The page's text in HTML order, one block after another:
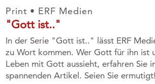
Print • ERF Medien
"Gott ist.."
In der Serie "Gott ist.." lässt ERF
zu Wort kommen. Wer Gott für ihn ist
Leben mit Gott aussieht, erfahren Sie
spannenden Artikel. Seien Sie ermutigt!